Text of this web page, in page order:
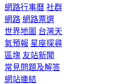
網路行事曆 社群
網路 網路票選
世界地圖 台灣天
氣預報 星座探尋
區塊 友站新聞
常見問題及解答
網站連結